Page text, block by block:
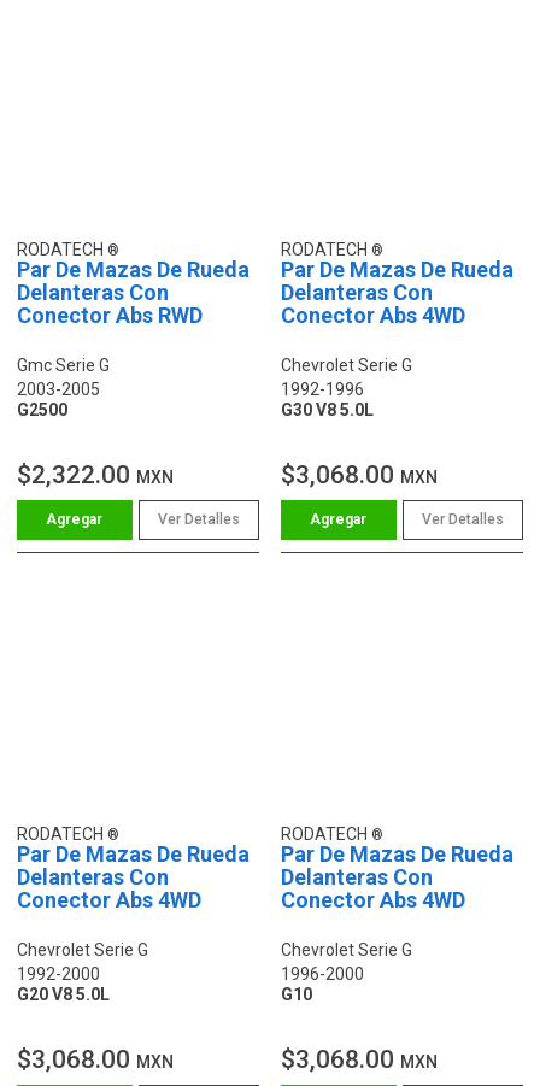
RODATECH
Par De Mazas De Rueda
Delanteras Con
Conector Abs RWD
Gmc Serie G
2003-2005
G2500
$2,322.00 MXN
Ver Detalles
RODATECH
Par De Mazas De Rueda
Delanteras Con
Conector Abs 4WD
Chevrolet Serie G
1992-1996
G30 V8 5.0L
$3,068.00 MXN
Ver Detalles
RODATECH
Par De Mazas De Rueda
Delanteras Con
Conector Abs 4WD
Chevrolet Serie G
1992-2000
G20 V8 5.0L
$3,068.00 MXN
RODATECH
Par De Mazas De Rueda
Delanteras Con
Conector Abs 4WD
Chevrolet Serie G
1996-2000
G10
$3,068.00 MXN